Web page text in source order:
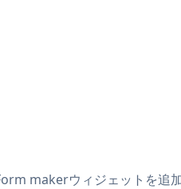
makerウィジェットを追加